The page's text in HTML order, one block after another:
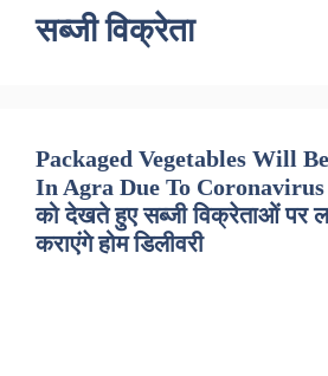
सब्जी विक्रेता
Packaged Vegetables Will
In Agra Due To Coronavirus
को देखते हुए सब्जी विक्रेताओं पर
कराएंगे होम डिलीवरी